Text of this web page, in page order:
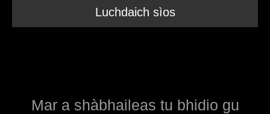
Luchdaich sìos
Mar a shàbhaileas tu bhidio gu